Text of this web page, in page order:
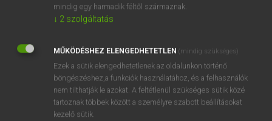
REGISZTRÁCIÓ
EURÓPAI UNIÓS TERMINOLÓGIAI SZÓTÁR
Kapcsolódó anyagok
mindig egy harmadik féltől származnak.
↓ 2 szolgáltatás
MŰKÖDÉSHEZ ELENGEDHETETLEN (mindig szükséges)
Ezek a sütik elengedhetetlenek az oldalunkon történő
böngészéshez,a funkciók használatához, és a felhasználók
nem tilthatják le azokat. A feltétlenül szükséges sütik közé
tartoznak többek között a személyre szabott beállításokat
kezelő sütik.